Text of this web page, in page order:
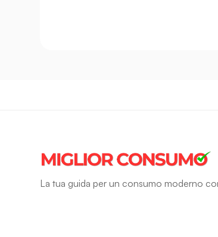
La tua guida per un consumo moderno